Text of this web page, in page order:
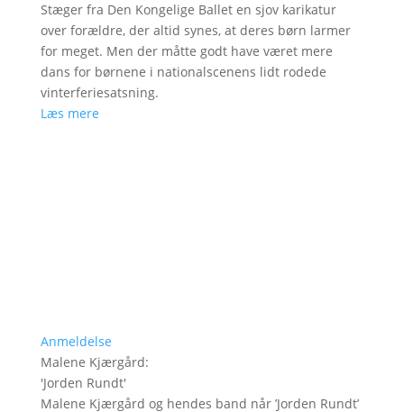
Stæger fra Den Kongelige Ballet en sjov karikatur
over forældre, der altid synes, at deres børn larmer
for meget. Men der måtte godt have været mere
dans for børnene i nationalscenens lidt rodede
vinterferiesatsning.
Læs mere
Anmeldelse
Malene Kjærgård:
'Jorden Rundt'
Malene Kjærgård og hendes band når ’Jorden Rundt’